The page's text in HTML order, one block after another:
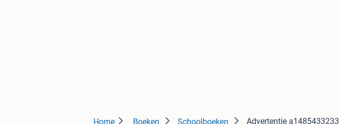
Home Boeken Schoolboeken Advertentie a1485433233